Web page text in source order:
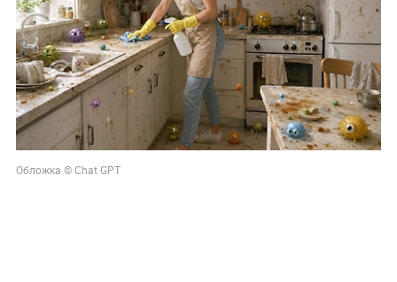
Обложка © Chat GPT